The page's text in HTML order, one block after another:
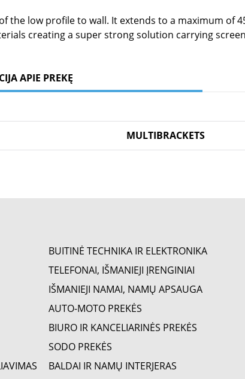
the low profile to wall. It extends to a maximum
creating a super strong solution carrying
APIE PREKĘ
MULTIBRACKETS
BUITINĖ TECHNIKA IR ELEKTRONIKA
TELEFONAI, IŠMANIEJI ĮRENGINIAI
IŠMANIEJI NAMAI, NAMŲ APSAUGA
AUTO-MOTO PREKĖS
BIURO IR KANCELIARINĖS PREKĖS
SODO PREKĖS
BALDAI IR NAMŲ INTERJERAS